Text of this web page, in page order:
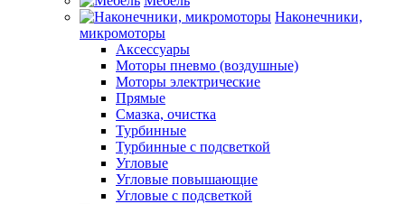
Наконечники,
микромоторы
Аксессуары
Моторы пневмо (воздушные)
Моторы электрические
Прямые
Смазка, очистка
Турбинные
Турбинные с подсветкой
Угловые
Угловые повышающие
Угловые с подсветкой